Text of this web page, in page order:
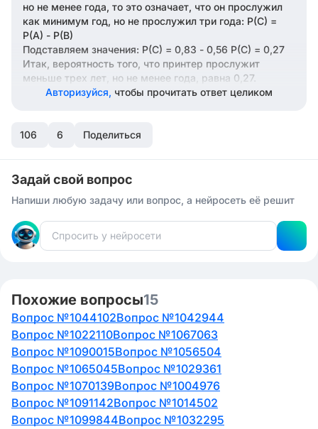
но не менее года, то это означает, что он прослужил
как минимум год, но не прослужил три года: P(C) =
P(A) - P(B)
Подставляем значения: P(C) = 0,83 - 0,56 P(C) = 0,27
Итак, вероятность того, что принтер прослужит
меньше трех лет, но не менее года, равна 0,27.
Авторизуйся, чтобы прочитать ответ целиком
106 6 Поделиться
Задай свой вопрос
Напиши любую задачу или вопрос, а нейросеть её решит
Похожие вопросы15
Вопрос №1044102Вопрос №1042944
Вопрос №1022110Вопрос №1067063
Вопрос №1090015Вопрос №1056504
Вопрос №1065045Вопрос №1029361
Вопрос №1070139Вопрос №1004976
Вопрос №1091142Вопрос №1014502
Вопрос №1099844Вопрос №1032295